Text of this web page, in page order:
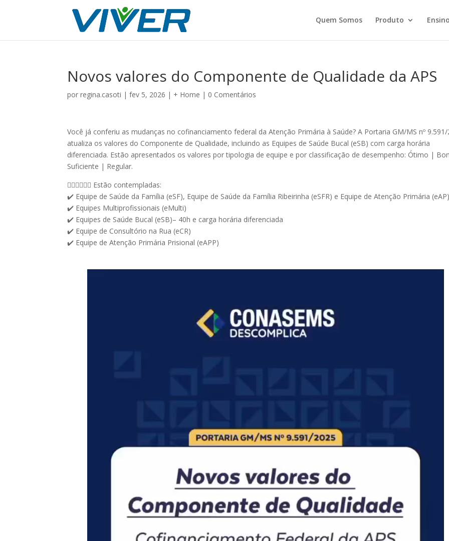
Quem Somos Produto
Novos valores do Componente de Qualidade da APS
porregina.casoti |fev 5, 2026 | + Home | 0 Comentários
Você já conferiu as mudanças no cofinanciamento federal da Atenção Primária à Saúde? A Portaria GM/MS nº
atualiza os valores do Componente de Qualidade, incluindo as Equipes de Saúde Bucal (eSB) com carga horária
diferenciada. Estão apresentados os valores por tipologia de equipe e por classificação de desempenho: Ótimo |
Suficiente | Regular.
👩🏽‍⚕️👨🏼‍⚕️ Estão contempladas:
✔️ Equipe de Saúde da Família (eSF), Equipe de Saúde da Família Ribeirinha (eSFR) e Equipe de Atenção Primária
✔️ Equipes Multiprofissionais (eMulti)
✔️ Equipes de Saúde Bucal (eSB)– 40h e carga horária diferenciada
✔️ Equipe de Consultório na Rua (eCR)
✔️ Equipe de Atenção Primária Prisional (eAPP)